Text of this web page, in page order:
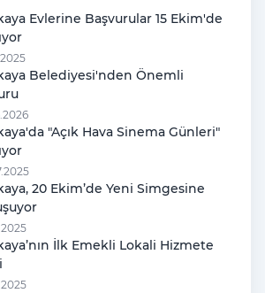
Evlerine Başvurular 15 Ekim'de
Belediyesi'nden Önemli
"Açık Hava Sinema Günleri"
20 Ekim’de Yeni Simgesine
İlk Emekli Lokali Hizmete